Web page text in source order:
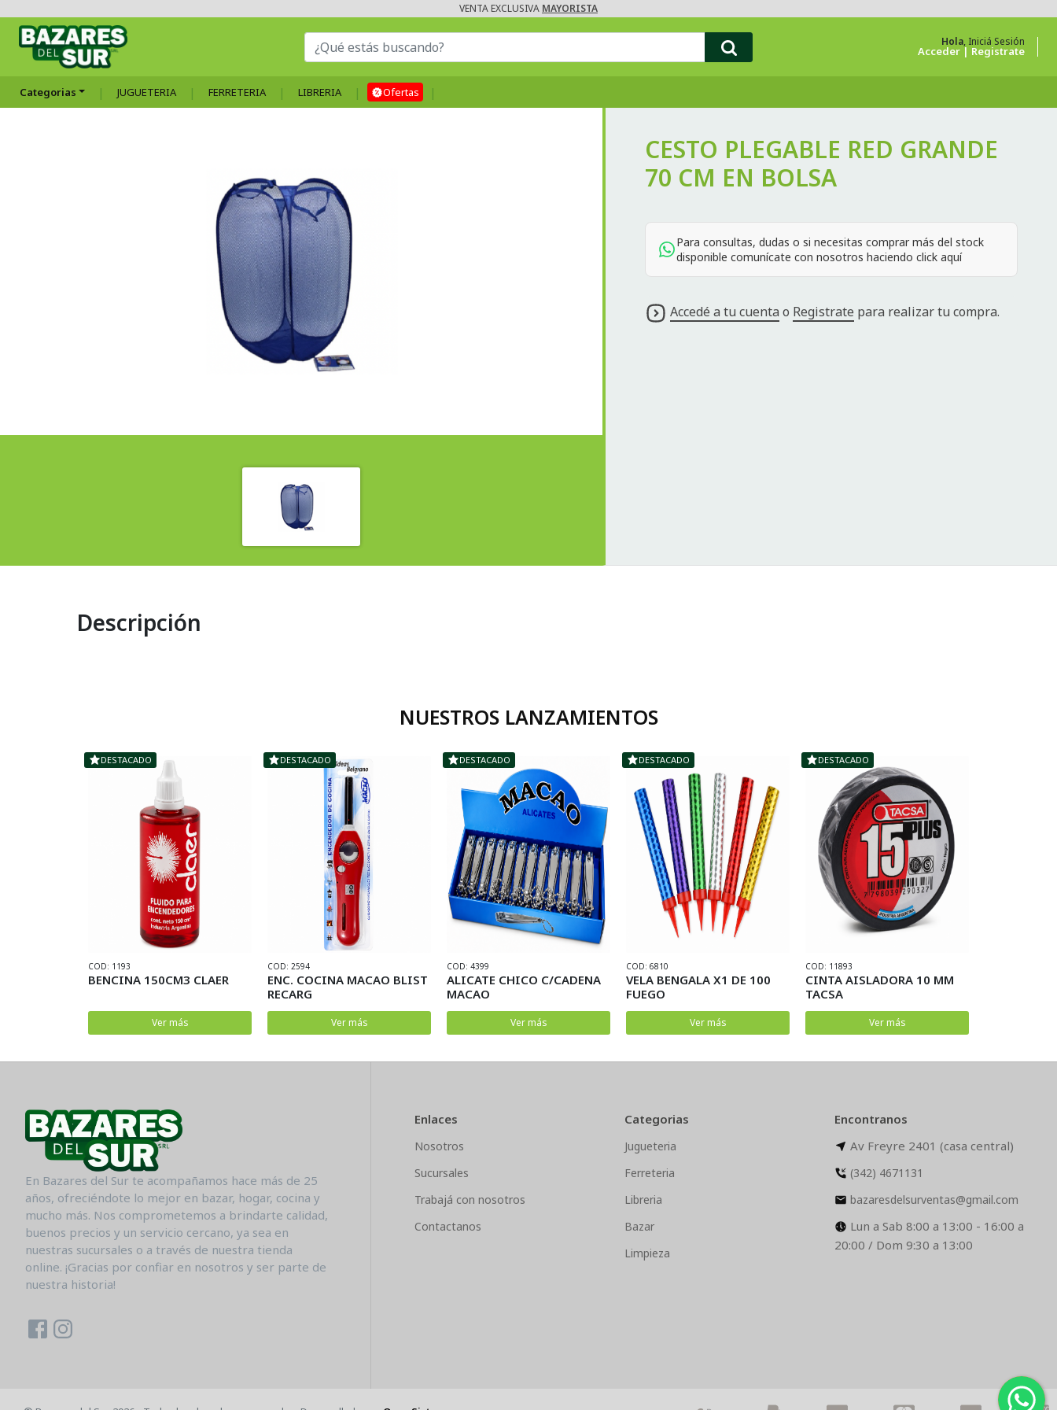
VENTA EXCLUSIVA MAYORISTA
Hola, Iniciá Sesión
Acceder Registrate
Categorias JUGUETERIA FERRETERIA LIBRERIA Ofertas
CESTO PLEGABLE RED GRANDE
70 CM EN BOLSA
Para consultas, dudas o si necesitas comprar más del stock
disponible comunícate con nosotros haciendo click aquí
Accedé a tu cuenta o Registrate para realizar tu compra.
Descripción
NUESTROS LANZAMIENTOS
DESTACADO
COD: 1193
BENCINA 150CM3 CLAER
Ver más
DESTACADO
COD: 2594
ENC. COCINA MACAO BLIST
RECARG
Ver más
DESTACADO
COD: 4399
ALICATE CHICO C/CADENA
MACAO
Ver más
DESTACADO
COD: 6810
VELA BENGALA X1 DE 100
FUEGO
Ver más
DESTACADO
COD: 11893
CINTA AISLADORA 10 MM
TACSA
Ver más
En Bazares del Sur te acompañamos hace más de 25
años, ofreciéndote lo mejor en bazar, hogar, cocina y
mucho más. Nos comprometemos a brindarte calidad,
buenos precios y un servicio cercano, ya sea en
nuestras sucursales o a través de nuestra tienda
online. ¡Gracias por confiar en nosotros y ser parte de
nuestra historia!
Enlaces
Nosotros
Sucursales
Trabajá con nosotros
Contactanos
Categorias
Jugueteria
Ferreteria
Libreria
Bazar
Limpieza
Encontranos
Av Freyre 2401 (casa central)
(342) 4671131
bazaresdelsurventas@gmail.com
Lun a Sab 8:00 a 13:00 - 16:00 a
20:00 / Dom 9:30 a 13:00